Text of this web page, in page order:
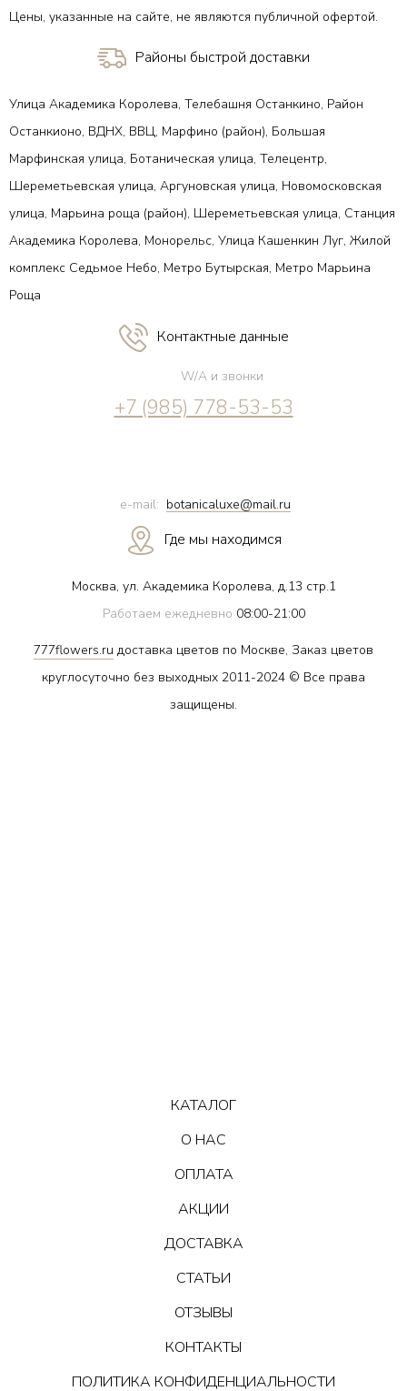
Цены, указанные на сайте, не являются публичной офертой.
Районы быстрой доставки
Улица Академика Королева, Телебашня Останкино, Район
Останкионо, ВДНХ, ВВЦ, Марфино (район), Большая
Марфинская улица, Ботаническая улица, Телецентр,
Шереметьевская улица, Аргуновская улица, Новомосковская
улица, Марьина роща (район), Шереметьевская улица, Станция
Академика Королева, Монорельс, Улица Кашенкин Луг, Жилой
комплекс Седьмое Небо, Метро Бутырская, Метро Марьина
Роща
Контактные данные
W/A и звонки
+7 (985) 778-53-53
e-mail: botanicaluxe@mail.ru
Где мы находимся
Москва, ул. Академика Королева, д.13 стр.1
Работаем ежедневно 08:00-21:00
777flowers.ru доставка цветов по Москве, Заказ цветов
круглосуточно без выходных 2011-2024 © Все права
защищены.
КАТАЛОГ
О НАС
ОПЛАТА
АКЦИИ
ДОСТАВКА
СТАТЬИ
ОТЗЫВЫ
КОНТАКТЫ
ПОЛИТИКА КОНФИДЕНЦИАЛЬНОСТИ